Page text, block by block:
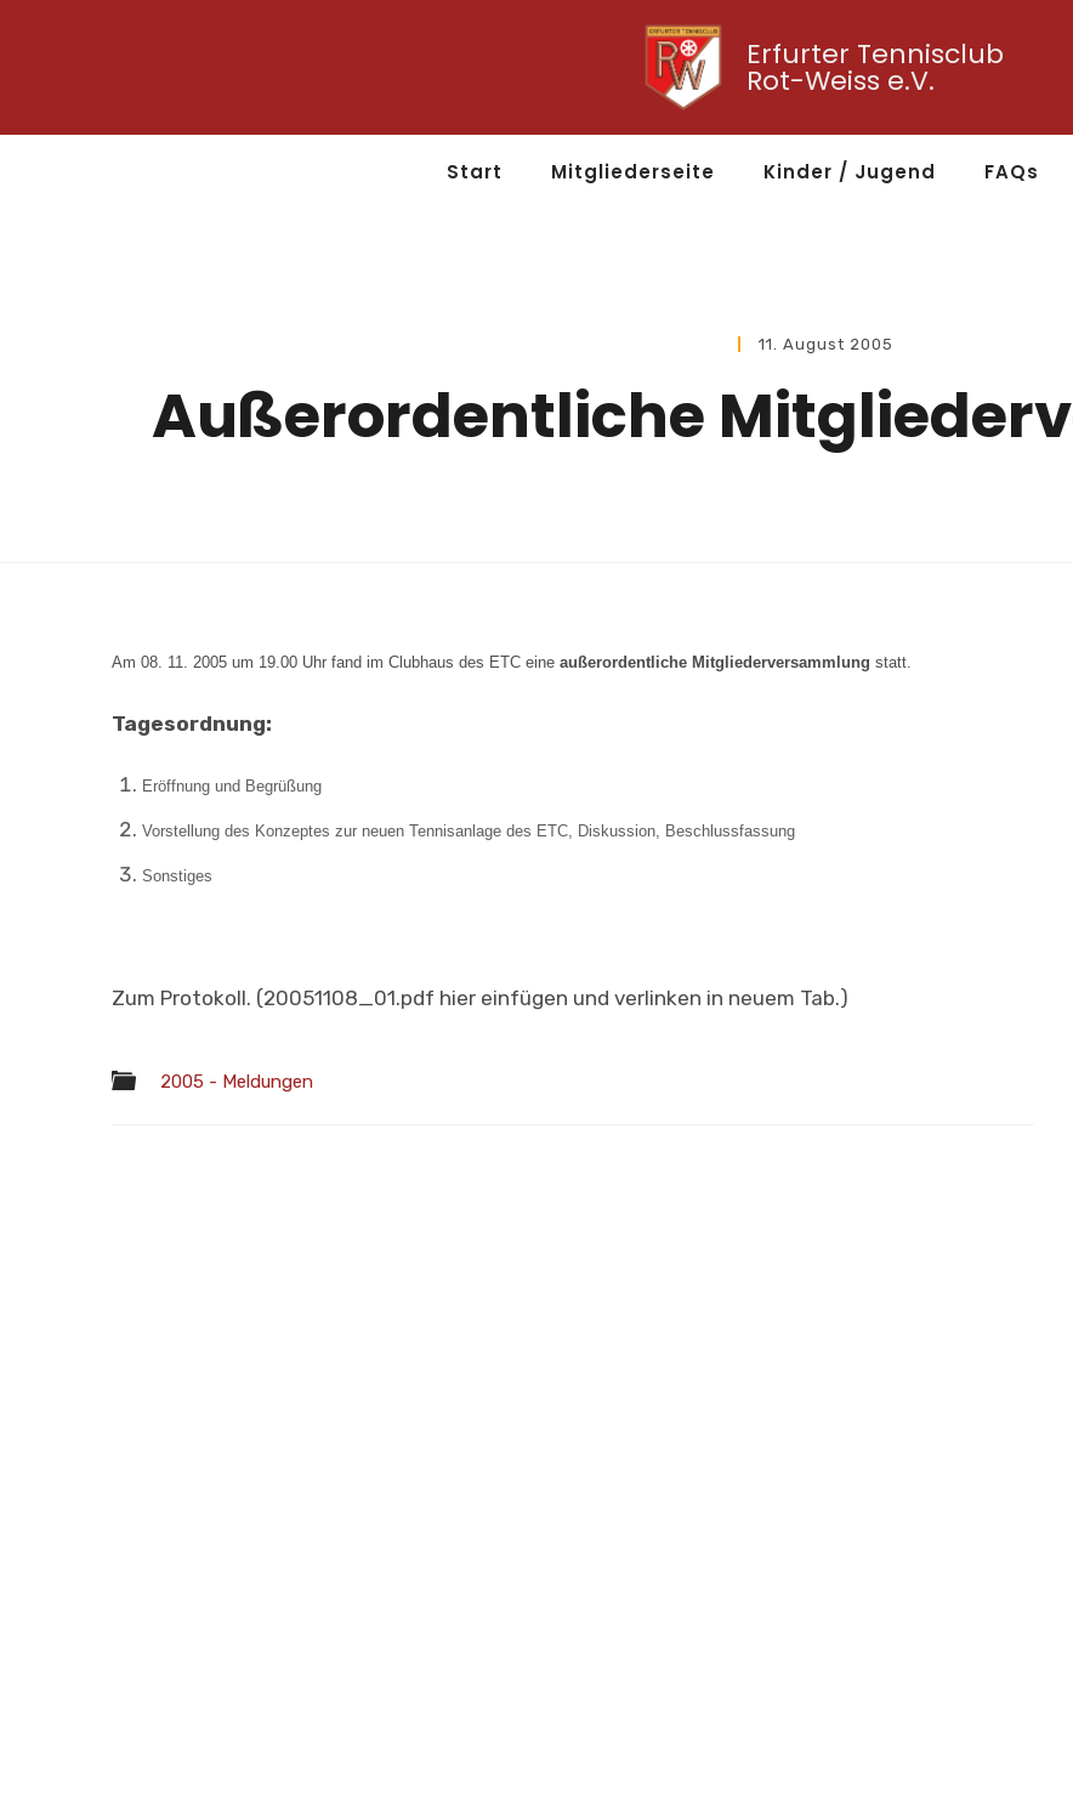
Erfurter Tennisclub
Rot-Weiss e.V.
Start Mitgliederseite Kinder / Jugend FAQs
11. August 2005
Außerordentliche
Am 08. 11. 2005 um 19.00 Uhr fand im Clubhaus des ETC eine außerordentliche Mitgliederversammlung statt.
Tagesordnung:
Eröffnung und Begrüßung
Vorstellung des Konzeptes zur neuen Tennisanlage des ETC, Diskussion, Beschlussfassung
Sonstiges
Zum Protokoll. (20051108_01.pdf hier einfügen und verlinken in neuem Tab.)
2005 - Meldungen